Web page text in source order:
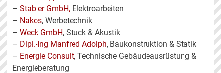
– Stabler GmbH, Elektroarbeiten
– Nakos, Werbetechnik
– Weck GmbH, Stuck & Akustik
– Dipl.-Ing Manfred Adolph, Baukonstruktion & Statik
– Energie Consult, Technische Gebäudeausrüstung &
Energieberatung